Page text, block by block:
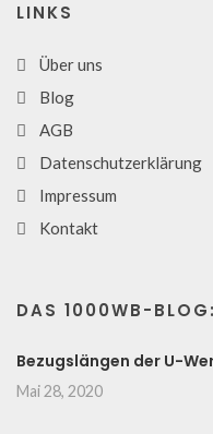
LINKS
Über uns
Blog
AGB
Datenschutzerklärung
Impressum
Kontakt
DAS 1000WB-
Bezugslängen der U-
Mai 28, 2020